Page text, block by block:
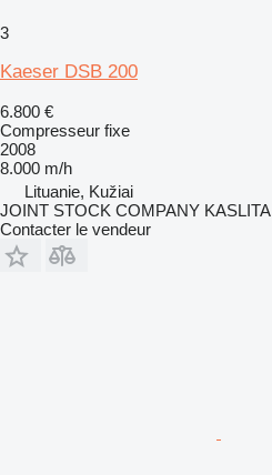
3
Kaeser DSB 200
6.800 €
Compresseur fixe
2008
8.000 m/h
Lituanie, Kužiai
JOINT STOCK COMPANY KASLITA
Contacter le vendeur